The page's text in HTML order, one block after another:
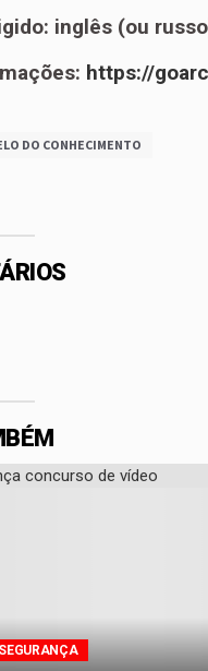
inglês (ou
https://
DO CONHECIMENTO